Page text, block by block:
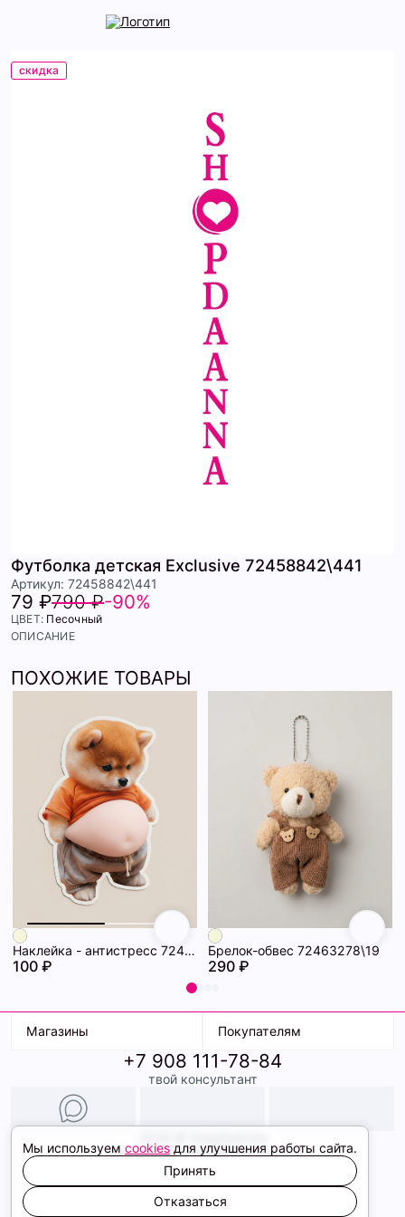
скидка
Футболка детская Exclusive 72458842\441
Артикул: 72458842\441
79 ₽790 ₽-90%
ЦВЕТ: Песочный
ОПИСАНИЕ
ПОХОЖИЕ ТОВАРЫ
Наклейка - антистресс 72463286\19
100 ₽
Брелок-обвес 72463278\19
290 ₽
Магазины
ТК Терминал
ТРК Континент
Покупателям
Доставка
Условия оплаты
Образы
+7 908 111-78-84
твой консультант
Политика конфиденциальности
Соглашение cookie
Сайт создали
Мы используем cookies для улучшения работы сайта.
Принять
Отказаться